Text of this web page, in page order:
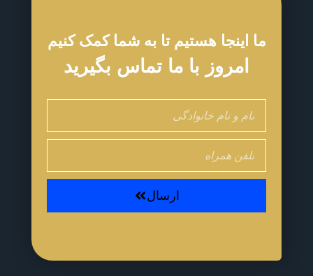
ما اینجا هستیم تا به شما کمک کنیم
امروز با ما تماس بگیرید
ارسال